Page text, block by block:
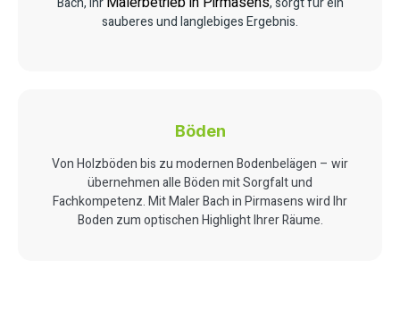
sauberes und langlebiges Ergebnis.
Böden
Von Holzböden bis zu modernen Bodenbelägen – wir
übernehmen alle Böden mit Sorgfalt und
Fachkompetenz. Mit Maler Bach in Pirmasens wird Ihr
Boden zum optischen Highlight Ihrer Räume.